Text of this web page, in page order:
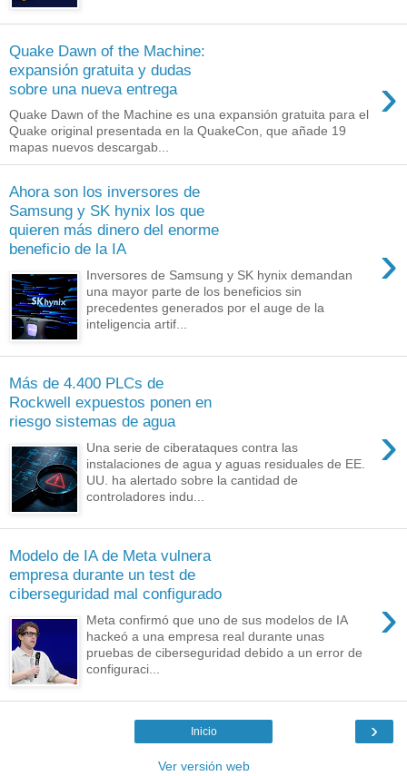
Quake Dawn of the Machine:
expansión gratuita y dudas
sobre una nueva entrega
›
Quake Dawn of the Machine es una expansión gratuita para el
Quake original presentada en la QuakeCon, que añade 19
mapas nuevos descargab...
Ahora son los inversores de
Samsung y SK hynix los que
quieren más dinero del enorme
beneficio de la IA
›
Inversores de Samsung y SK hynix demandan
una mayor parte de los beneficios sin
precedentes generados por el auge de la
inteligencia artif...
Más de 4.400 PLCs de
Rockwell expuestos ponen en
riesgo sistemas de agua
›
Una serie de ciberataques contra las
instalaciones de agua y aguas residuales de EE.
UU. ha alertado sobre la cantidad de
controladores indu...
Modelo de IA de Meta vulnera
empresa durante un test de
ciberseguridad mal configurado
›
Meta confirmó que uno de sus modelos de IA
hackeó a una empresa real durante unas
pruebas de ciberseguridad debido a un error de
configuraci...
›
Inicio
Ver versión web